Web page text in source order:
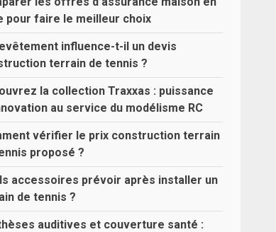
pour faire le meilleur choix
influence-t-il un devis
terrain de tennis ?
la collection Traxxas : puissance
au service du modélisme RC
vérifier le prix construction terrain
proposé ?
accessoires prévoir après installer un
de tennis ?
auditives et couverture santé :